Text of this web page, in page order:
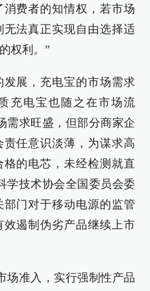
费者的知情权，若市场
法真正实现自由选择适
权利。”
发展，充电宝的市场需求
充电宝也随之在市场流
需求旺盛，但部分商家企
任意识淡薄，为谋求高
的电芯，未经检测就直
学技术协会全国委员会委
部门对于移动电源的监管
遏制伪劣产品继续上市
场准入，实行强制性产品